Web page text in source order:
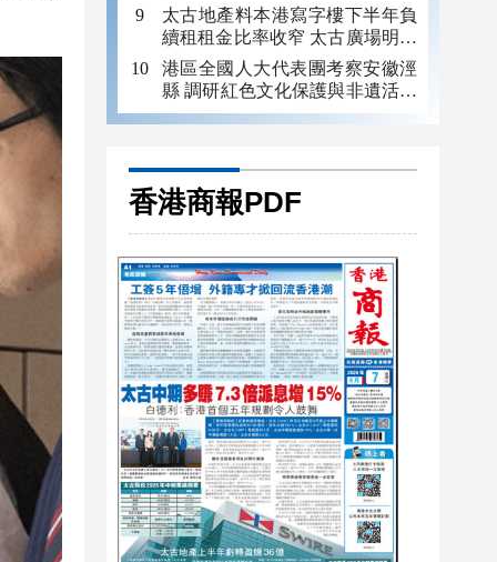
太古地產料本港寫字樓下半年負
續租租金比率收窄 太古廣場明年
轉正
港區全國人大代表團考察安徽涇
縣 調研紅色文化保護與非遺活態
傳承
香港商報PDF